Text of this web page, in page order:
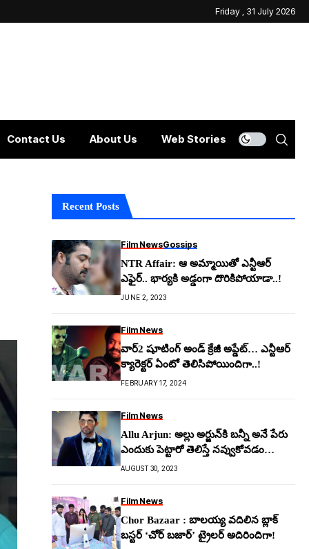
Friday , 31 July 2026
Contact Us About Us Web Stories
Recent Posts
Film NewsGossips
NTR Affair: ఆ అమ్మాయితో ఎన్టీఆర్
ఎఫైర్.. భార్య‌కి అడ్డంగా దొరికిపోయాడా..!
JUNE 2, 2023
Film News
వార్‌2 షూటింగ్ అండ్ క్రేజీ అప్డేట్… ఎన్టీఆర్
క్యారెక్టర్ ఏంటో తెలిసిపోయిందిగా..!
FEBRUARY 17, 2024
Film News
Allu Arjun: అల్లు అర్జున్‌కి బ‌న్నీ అనే పేరు
ఎందుకు పెట్టారో తెలిస్తే న‌వ్వుకోవ‌డం
ఖాయం..!
AUGUST 30, 2023
Film News
Chor Bazaar : బాలయ్య వదిలిన బ్లాక్
బస్టర్ ‘చోర్ బజార్’ ట్రైలర్ అదిరిందిగా!